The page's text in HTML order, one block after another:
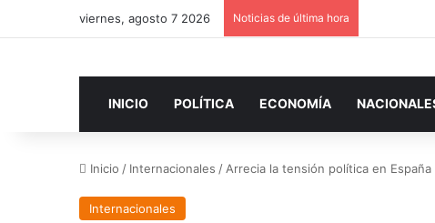
viernes, agosto 7 2026 Noticias de última hora
INICIO POLÍTICA ECONOMÍA
Inicio / Internacionales / Arrecia la tensión política en
Internacionales